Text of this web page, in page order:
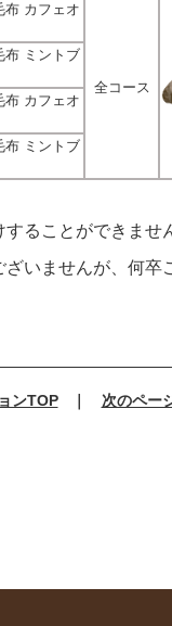
布 カフェオ
全コース
布 ミントブ
布 カフェオ
布 ミントブ
ることができませ
いませんが、何卒
ンTOP 次のペー